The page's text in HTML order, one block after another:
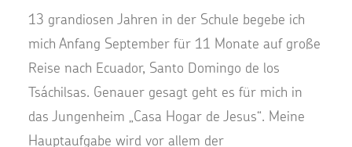
13 grandiosen Jahren in der Schule begebe ich
mich Anfang September für 11 Monate auf große
Reise nach Ecuador, Santo Domingo de los
Tsáchilsas. Genauer gesagt geht es für mich in
das Jungenheim „Casa Hogar de Jesus“. Meine
Hauptaufgabe wird vor allem der